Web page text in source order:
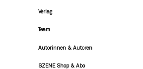
Verlag
Team
Autorinnen & Autoren
SZENE Shop & Abo